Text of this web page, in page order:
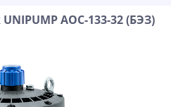
АОС-133-32 (БЭЗ)